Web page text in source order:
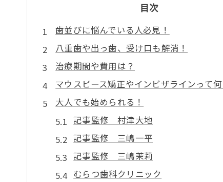
目次
歯並びに悩んでいる人必見！
八重歯や出っ歯、受け口も解消！
治療期間や費用は？
マウスピース矯正やインビザラインって何
大人でも始められる！
記事監修 村津大地
記事監修 三嶋一平
記事監修 三嶋茉莉
むらつ歯科クリニック